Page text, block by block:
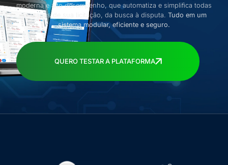
moderna e alto desempenho, que automatiza e simplifica todas
as etapas de sua licitação, da busca à disputa. Tudo em um
sistema modular, eficiente e seguro.
QUERO TESTAR A PLATAFORMA